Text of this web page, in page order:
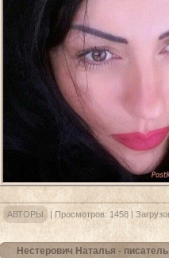
АВТОРЫ | Просмотров: 1458 |
Нестерович Наталья -